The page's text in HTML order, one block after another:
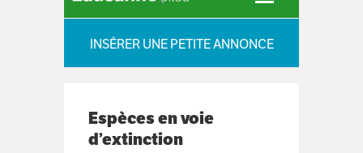
INSÉRER UNE PETITE ANNONCE
Espèces en voie
d’extinction